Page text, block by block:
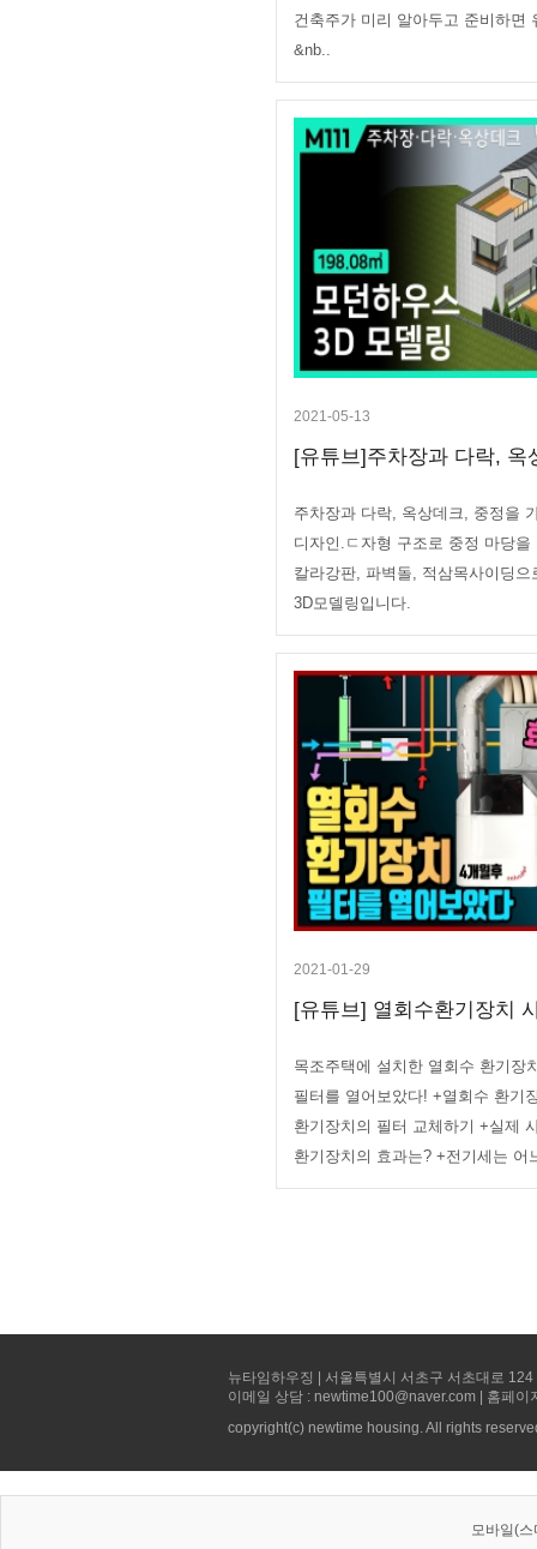
건축주가 미리 알아두고 준비하면
&nb..
2021-05-13
[유튜브]주차장과 다락, 옥
주차장과 다락, 옥상데크, 중정을
디자인.ㄷ자형 구조로 중정 마당을
칼라강판, 파벽돌, 적삼목사이딩
3D모델링입니다.
2021-01-29
[유튜브] 열회수환기장치
목조주택에 설치한 열회수 환기장
필터를 열어보았다! +열회수 환기
환기장치의 필터 교체하기 +실제
환기장치의 효과는? +전기세는 어
뉴타임하우징 | 서울특별시 서초구 서초대로
이메일 상담 : newtime100@naver.com | 홈페
copyright(c) newtime housing. All rights
모바일(